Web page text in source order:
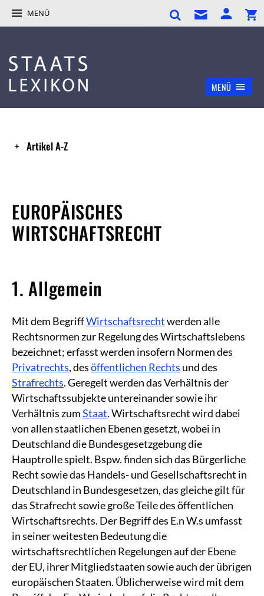
MENÜ
MENÜ
Artikel A-Z
EUROPÄISCHES
WIRTSCHAFTSRECHT
1. Allgemein
Mit dem BegriffWirtschaftsrechtwerden alle
Rechtsnormen zur Regelung des Wirtschaftslebens
bezeichnet; erfasst werden insofern Normen des
Privatrechts, desöffentlichen Rechts und des
Strafrechts. Geregelt werden das Verhältnis der
Wirtschaftssubjekte untereinander sowie ihr
Verhältnis zumStaat. Wirtschaftsrecht wird dabei
von allen staatlichen Ebenen gesetzt, wobei in
Deutschland die Bundesgesetzgebung die
Hauptrolle spielt. Bspw. finden sich das Bürgerliche
Recht sowie das Handels- und Gesellschaftsrecht in
Deutschland in Bundesgesetzen, das gleiche gilt für
das Strafrecht sowie große Teile des öffentlichen
Wirtschaftsrechts. Der Begriff des E.n W.s umfasst
in seiner weitesten Bedeutung die
wirtschaftsrechtlichen Regelungen auf der Ebene
der EU, ihrer Mitgliedstaaten sowie auch der übrigen
europäischen Staaten. Üblicherweise wird mit dem